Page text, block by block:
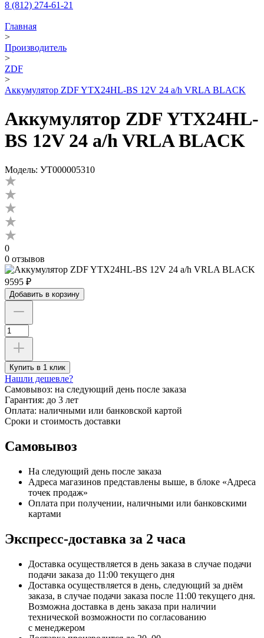
8 (812) 274-61-21
Главная
>
Производитель
>
ZDF
>
Аккумулятор ZDF YTX24HL-BS 12V 24 a/h VRLA BLACK
Аккумулятор ZDF YTX24HL-
BS 12V 24 a/h VRLA BLACK
Модель: УТ000005310
0
0 отзывов
9595 ₽
Добавить в корзину
Купить в 1 клик
Нашли дешевле?
Самовывоз: на следующий день после заказа
Гарантия: до 3 лет
Оплата: наличными или банковской картой
Сроки и стоимость доставки
Самовывоз
На следующий день после заказа
Адреса магазинов представлены выше, в блоке «Адреса
точек продаж»
Оплата при получении, наличными или банковскими
картами
Экспресс-доставка за 2 часa
Доставка осуществляется в день заказа в случае подачи
подачи заказа до 11:00 текущего дня
Доставка осуществляется в день, следующий за днём
заказа, в случае подачи заказа после 11:00 текущего дня.
Возможна доставка в день заказа при наличии
технической возможности по согласованию
с менеджером